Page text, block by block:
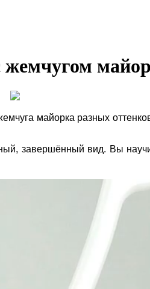
жемчугом
майорка разных
завершённый вид. Вы